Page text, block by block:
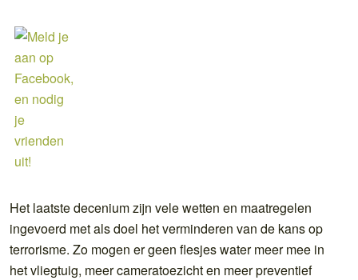
Het laatste decenium zijn vele wetten en maatregelen
ingevoerd met als doel het verminderen van de kans op
terrorisme. Zo mogen er geen flesjes water meer mee in
het vliegtuig, meer cameratoezicht en meer preventief